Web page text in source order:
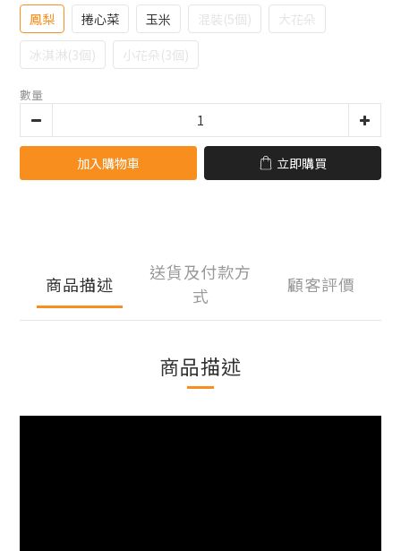
鳳梨 捲心菜 玉米 混裝(5個)
大花朵
冰淇淋(3個)
小花朵(3個)
數量
加入購物車 立即購買
商品描述
送貨及付款方
式
顧客評價
商品描述